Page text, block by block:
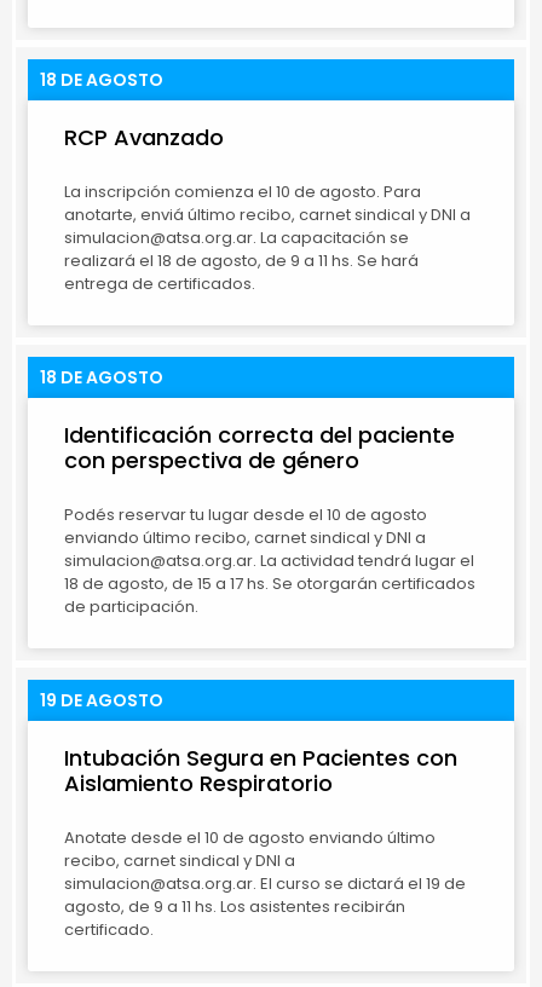
18 DE AGOSTO
RCP Avanzado
La inscripción comienza el 10 de agosto. Para
anotarte, enviá último recibo, carnet sindical y DNI a
simulacion@atsa.org.ar. La capacitación se
realizará el 18 de agosto, de 9 a 11 hs. Se hará
entrega de certificados.
18 DE AGOSTO
Identificación correcta del paciente
con perspectiva de género
Podés reservar tu lugar desde el 10 de agosto
enviando último recibo, carnet sindical y DNI a
simulacion@atsa.org.ar. La actividad tendrá lugar el
18 de agosto, de 15 a 17 hs. Se otorgarán certificados
de participación.
19 DE AGOSTO
Intubación Segura en Pacientes con
Aislamiento Respiratorio
Anotate desde el 10 de agosto enviando último
recibo, carnet sindical y DNI a
simulacion@atsa.org.ar. El curso se dictará el 19 de
agosto, de 9 a 11 hs. Los asistentes recibirán
certificado.